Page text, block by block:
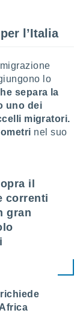
l’Italia
lo
separa la
uno dei
migratori.
nel suo
il
correnti
gran